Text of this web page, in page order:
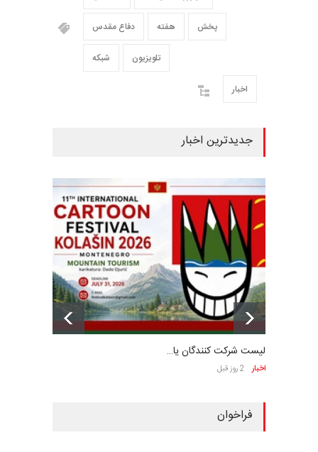
دفاع مقدس هفته پخش
شبکه تلویزیون
اخبار
جدیدترین اخبار
لیست شرکت کنندگان یا…
اخبار 2 روز قبل
فراخوان